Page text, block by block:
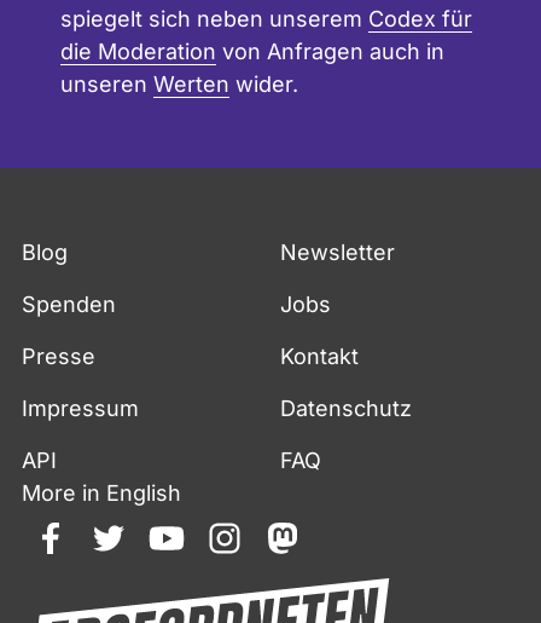
spiegelt sich neben unserem Codex für
die Moderation von Anfragen auch in
unseren Werten wider.
Blog Newsletter
Spenden Jobs
Presse Kontakt
Impressum Datenschutz
API
FAQ
More in English
facebooktwitteryoutubeinstagrammastodon